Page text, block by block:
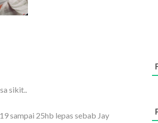
sikit..
sampai 25hb lepas sebab Jay